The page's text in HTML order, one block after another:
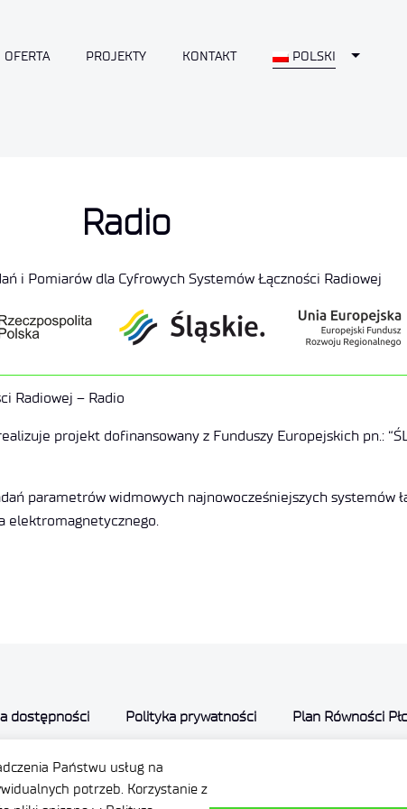
Państwu usług na
potrzeb. Korzystanie z
OFERTA PROJEKTY KONTAKT POLSKI Toggle
Radio
i Pomiarów dla Cyfrowych Systemów Łączności Radiowej
Radiowej – Radio
projekt dofinansowany z Funduszy Europejskich pn.:
parametrów widmowych najnowocześniejszych systemów
elektromagnetycznego.
dostępności Polityka prywatności Plan Równości
Zamówienia publiczne